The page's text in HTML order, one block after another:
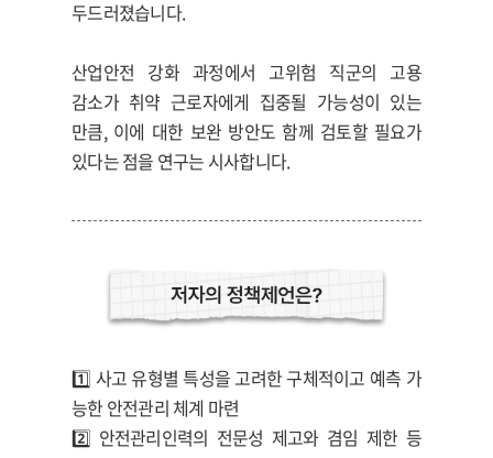
두드러졌습니다.
산업안전 강화 과정에서 고위험 직군의 고용
감소가 취약 근로자에게 집중될 가능성이 있는
만큼, 이에 대한 보완 방안도 함께 검토할 필요가
있다는 점을 연구는 시사합니다.
1️⃣ 사고 유형별 특성을 고려한 구체적이고 예측 가
능한 안전관리 체계 마련
2️⃣ 안전관리인력의 전문성 제고와 겸임 제한 등